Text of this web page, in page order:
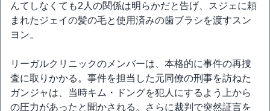
んてしなくても2人の関係は明らかだと告げ、スジェに頼
まれたジェイの髪の毛と使用済みの歯ブラシを渡すスン
ヨン。
リーガルクリニックのメンバーは、本格的に事件の再捜
査に取りかかる。事件を担当した元同僚の刑事を訪ねた
ガンジャは、当時キム・ドングを犯人にするよう上から
の圧力があったと聞かされる。さらに裁判で突然証言を